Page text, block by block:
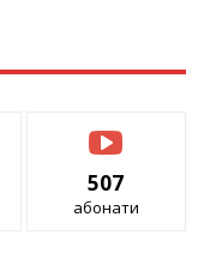
507
абонати